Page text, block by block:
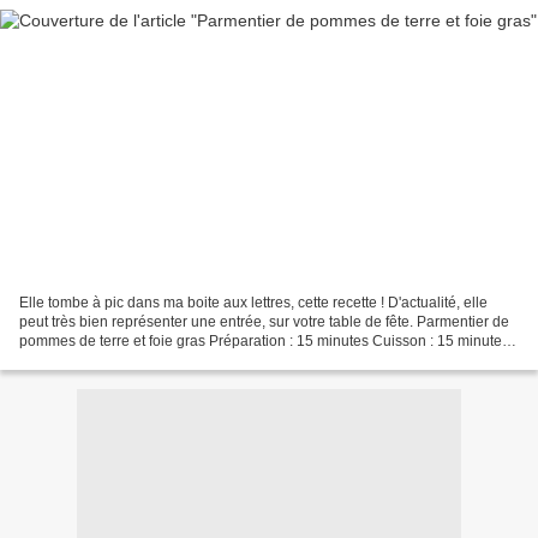
Elle tombe à pic dans ma boite aux lettres, cette recette ! D'actualité, elle
peut très bien représenter une entrée, sur votre table de fête. Parmentier de
pommes de terre et foie gras Préparation : 15 minutes Cuisson : 15 minutes